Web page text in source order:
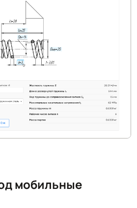
мобильные